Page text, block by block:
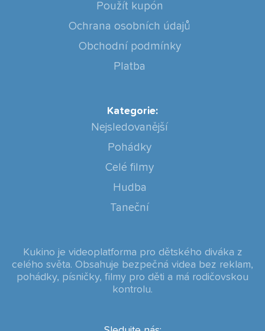
Použít kupón
Ochrana osobních údajů
Obchodní podmínky
Platba
Kategorie:
Nejsledovanější
Pohádky
Celé filmy
Hudba
Taneční
Kukino je videoplatforma pro dětského diváka z
celého světa. Obsahuje bezpečná videa bez reklam,
pohádky, písničky, filmy pro děti a má rodičovskou
kontrolu.